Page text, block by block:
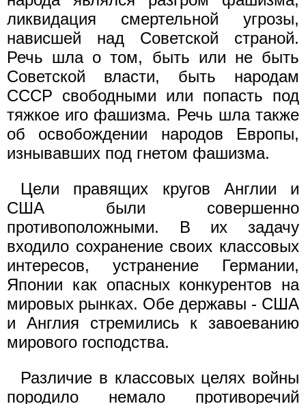
ликвидация смертельной угрозы,
нависшей над Советской страной.
Речь шла о том, быть или не быть
Советской власти, быть народам
СССР свободными или попасть под
тяжкое иго фашизма. Речь шла также
об освобождении народов Европы,
изнывавших под гнетом фашизма.
Цели правящих кругов Англии и
США были совершенно
противоположными. В их задачу
входило сохранение своих классовых
интересов, устранение Германии,
Японии как опасных конкурентов на
мировых рынках. Обе державы - США
и Англия стремились к завоеванию
мирового господства.
Различие в классовых целях войны
породило немало противоречий